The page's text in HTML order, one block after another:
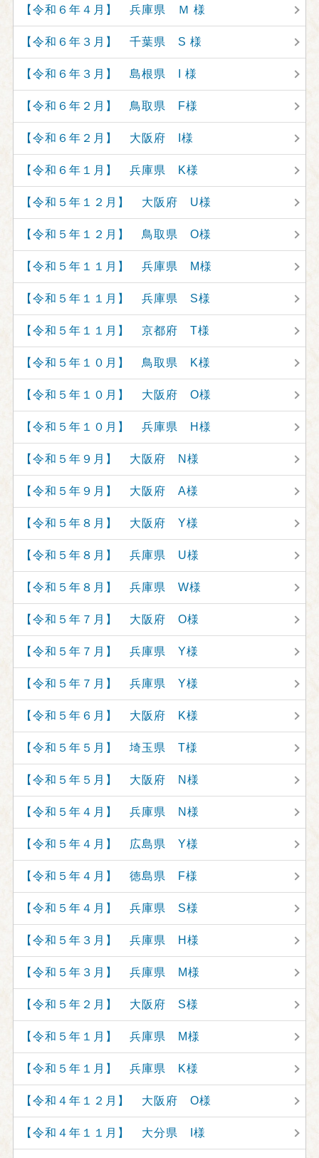
【令和６年４月】 兵庫県 Ｍ 様
【令和６年３月】 千葉県 S 様
【令和６年３月】 島根県 I 様
【令和６年２月】 鳥取県 F様
【令和６年２月】 大阪府 I様
【令和６年１月】 兵庫県 K様
【令和５年１２月】 大阪府 U様
【令和５年１２月】 鳥取県 O様
【令和５年１１月】 兵庫県 M様
【令和５年１１月】 兵庫県 S様
【令和５年１１月】 京都府 T様
【令和５年１０月】 鳥取県 K様
【令和５年１０月】 大阪府 O様
【令和５年１０月】 兵庫県 H様
【令和５年９月】 大阪府 N様
【令和５年９月】 大阪府 A様
【令和５年８月】 大阪府 Y様
【令和５年８月】 兵庫県 U様
【令和５年８月】 兵庫県 W様
【令和５年７月】 大阪府 O様
【令和５年７月】 兵庫県 Y様
【令和５年７月】 兵庫県 Y様
【令和５年６月】 大阪府 K様
【令和５年５月】 埼玉県 T様
【令和５年５月】 大阪府 N様
【令和５年４月】 兵庫県 N様
【令和５年４月】 広島県 Y様
【令和５年４月】 徳島県 F様
【令和５年４月】 兵庫県 S様
【令和５年３月】 兵庫県 H様
【令和５年３月】 兵庫県 M様
【令和５年２月】 大阪府 S様
【令和５年１月】 兵庫県 M様
【令和５年１月】 兵庫県 K様
【令和４年１２月】 大阪府 O様
【令和４年１１月】 大分県 I様